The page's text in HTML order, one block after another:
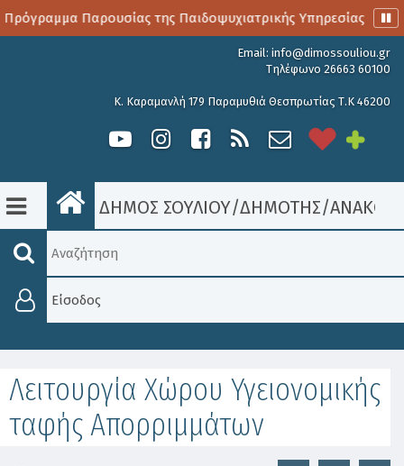
Παρουσίας της Παιδοψυχιατρικής Υπηρεσίας
Email: info@dimossouliou.gr
Τηλέφωνο 26663 60100
Κ. Καραμανλή 179 Παραμυθιά Θεσπρωτίας Τ.Κ 46200
ΔΗΜΟΣ ΣΟΥΛΙΟΥ/ΔΗΜΟΤΗΣ/
Είσοδος
Λειτουργία Χώρου Υγειονομικής
ταφής Απορριμμάτων